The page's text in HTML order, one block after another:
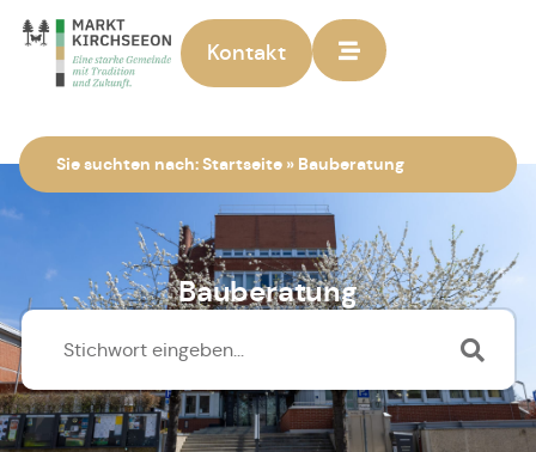
Kontakt
Sie suchten nach:Startseite » Bauberatung
Bauberatung